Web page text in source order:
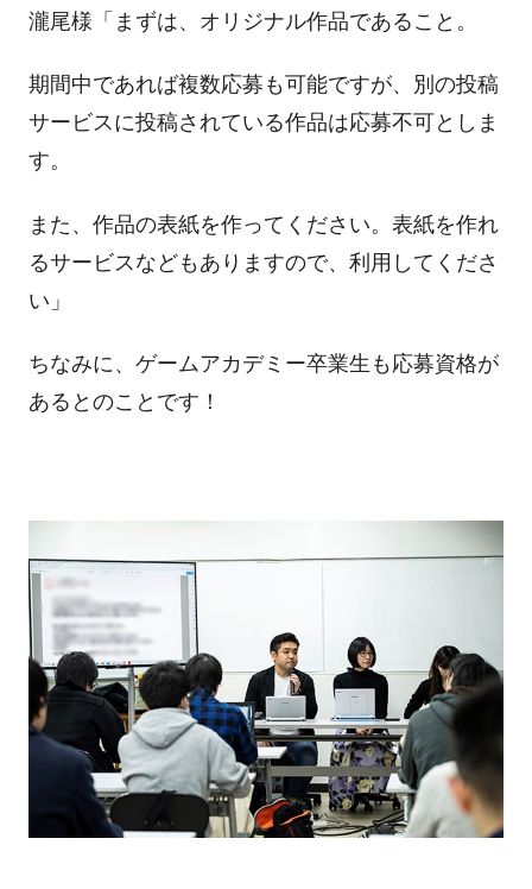
瀧尾様「まずは、オリジナル作品であること。
期間中であれば複数応募も可能ですが、別の投稿
サービスに投稿されている作品は応募不可としま
す。
また、作品の表紙を作ってください。表紙を作れ
るサービスなどもありますので、利用してくださ
い」
ちなみに、ゲームアカデミー卒業生も応募資格が
あるとのことです！